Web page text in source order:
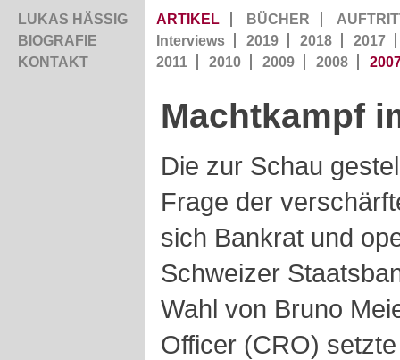
LUKAS HÄSSIG
BIOGRAFIE
KONTAKT
ARTIKEL BÜCHER
Interviews
2019 2018
2017
2011
2010 2009 2008
Machtkampf
Die zur Schau
Frage der
sich Bankrat und
Schweizer
Wahl von Bruno
Officer (CRO)